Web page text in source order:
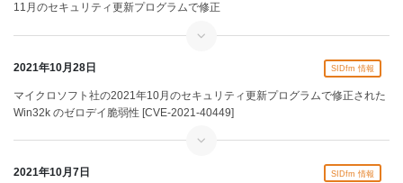
11月のセキュリティ更新プログラムで修正
SIDfm 情報
2021年10月28日
マイクロソフト社の2021年10月のセキュリティ更新プログラムで修正された
Win32k のゼロデイ脆弱性 [CVE-2021-40449]
SIDfm 情報
2021年10月7日